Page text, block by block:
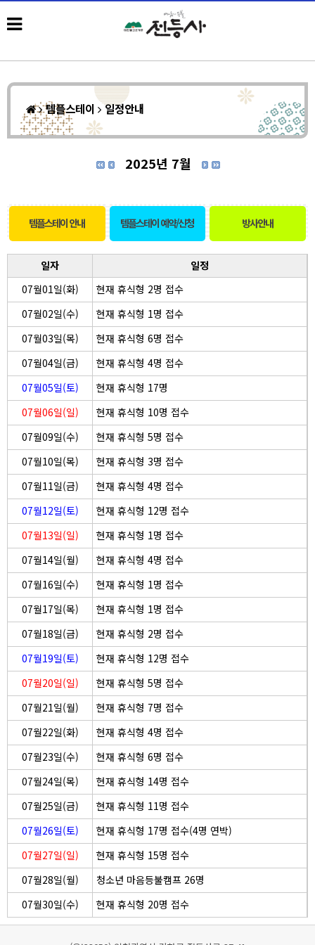
템플스테이 일정안내
2025년 7월
템플스테이 안내 템플스테이 예약/신청 방사안내
일자
일정
07월01일(화)
현재 휴식형 2명 접수
07월02일(수)
현재 휴식형 1명 접수
07월03일(목)
현재 휴식형 6명 접수
07월04일(금)
현재 휴식형 4명 접수
07월05일(토)
현재 휴식형 17명
07월06일(일)
현재 휴식형 10명 접수
07월09일(수)
현재 휴식형 5명 접수
07월10일(목)
현재 휴식형 3명 접수
07월11일(금)
현재 휴식형 4명 접수
07월12일(토)
현재 휴식형 12명 접수
07월13일(일)
현재 휴식형 1명 접수
07월14일(월)
현재 휴식형 4명 접수
07월16일(수)
현재 휴식형 1명 접수
07월17일(목)
현재 휴식형 1명 접수
07월18일(금)
현재 휴식형 2명 접수
07월19일(토)
현재 휴식형 12명 접수
07월20일(일)
현재 휴식형 5명 접수
07월21일(월)
현재 휴식형 7명 접수
07월22일(화)
현재 휴식형 4명 접수
07월23일(수)
현재 휴식형 6명 접수
07월24일(목)
현재 휴식형 14명 접수
07월25일(금)
현재 휴식형 11명 접수
07월26일(토)
현재 휴식형 17명 접수(4명 연박)
07월27일(일)
현재 휴식형 15명 접수
07월28일(월)
청소년 마음등불캠프 26명
07월30일(수)
현재 휴식형 20명 접수